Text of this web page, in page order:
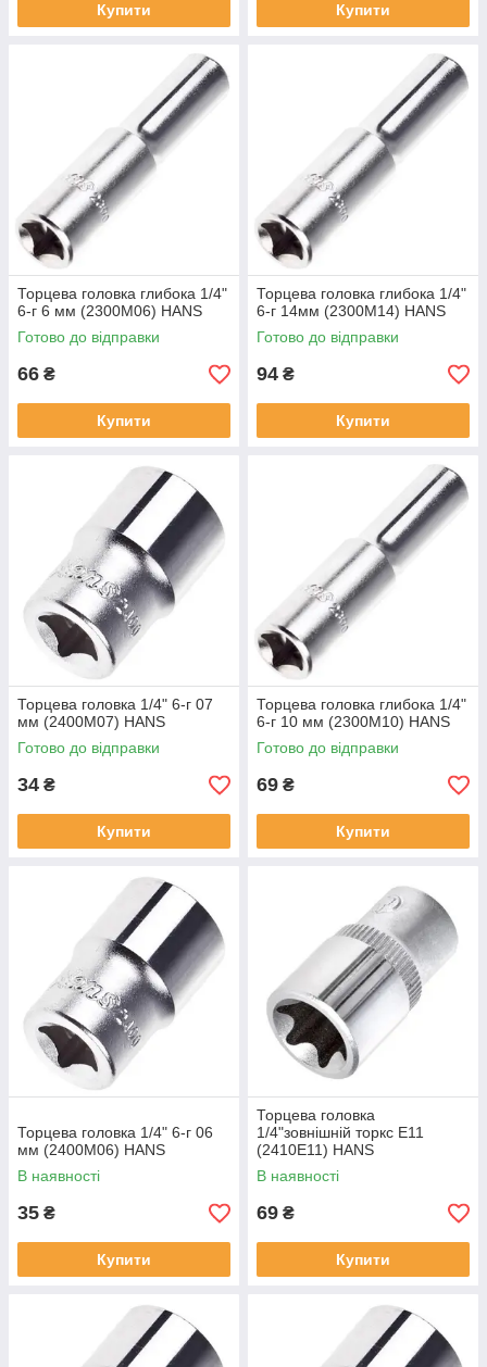
Купити Купити
Торцева головка глибока 1/4"
6-г 6 мм (2300M06) HANS
Готово до відправки
66 ₴
Купити
Торцева головка глибока 1/4"
6-г 14мм (2300M14) HANS
Готово до відправки
94 ₴
Купити
Торцева головка 1/4" 6-г 07
мм (2400M07) HANS
Готово до відправки
34 ₴
Купити
Торцева головка глибока 1/4"
6-г 10 мм (2300M10) HANS
Готово до відправки
69 ₴
Купити
Торцева головка 1/4" 6-г 06
мм (2400M06) HANS
В наявності
35 ₴
Купити
Торцева головка
1/4"зовнішній торкс Е11
(2410E11) HANS
В наявності
69 ₴
Купити